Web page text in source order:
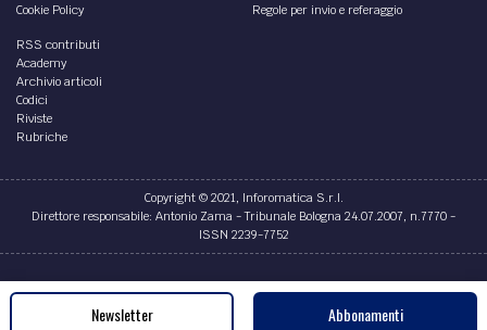
Cookie Policy
Regole per invio e referaggio
RSS contributi
Academy
Archivio articoli
Codici
Riviste
Rubriche
Copyright © 2021, Inforomatica S.r.l.
Direttore responsabile: Antonio Zama - Tribunale Bologna 24.07.2007, n.7770 -
ISSN 2239-7752
Credits
Newsletter Abbonamenti